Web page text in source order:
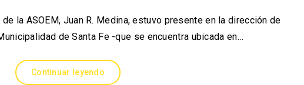
la ASOEM, Juan R. Medina, estuvo presente en la dirección de
de Santa Fe -que se encuentra ubicada en…
Continuar leyendo